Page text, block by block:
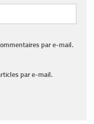
par e-mail.
par e-mail.